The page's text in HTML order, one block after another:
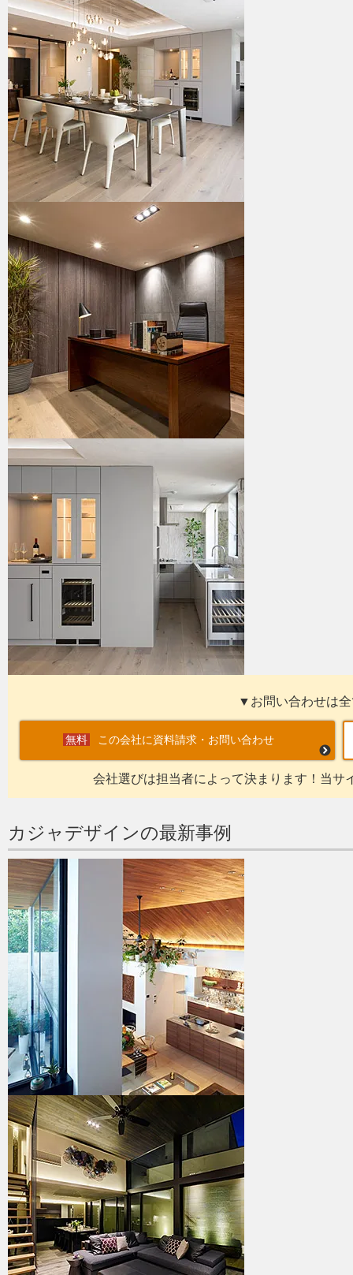
▼お問い合わせは
この会社に資料請求・お問い合わせ
会社選びは担当者によって決まります！当サ
カジャデザインの最新事例